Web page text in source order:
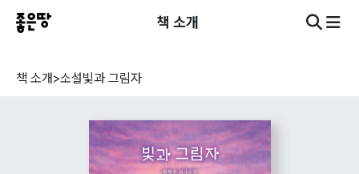
책 소개
책 소개>소설빛과 그림자